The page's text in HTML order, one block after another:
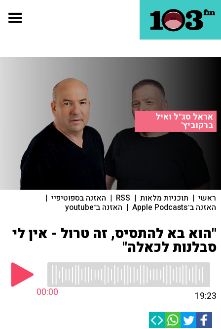
אראל סג"ל ואיל
ברקוביץ'
ראשי | תוכניות מלאות |
RSS
| האזנה בספוטיפיי |
האזנה ב־Apple Podcasts | האזנה ב־youtube
"הוא בא להתסיס, זה טרול - אין לי
סבלנות לכאלה"
00:00 19:23